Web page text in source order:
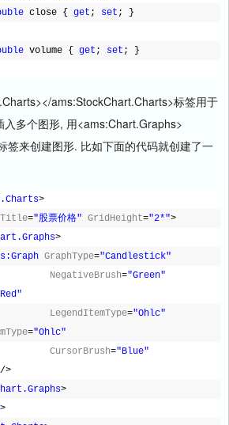
close { get ; set ; }
volume { get ; set ; }
ams:StockChart.Charts>标签用于
多个图形, 用<ams:Chart.Graphs>
签来创建图形. 比如下面的代码就创建了一
>
Title="股票价格" GridHeight="2*">
>
GraphType="Candlestick"
NegativeBrush="Green"
LegendItemType="Ohlc"
="Ohlc"
CursorBrush="Blue"
/>
>
>